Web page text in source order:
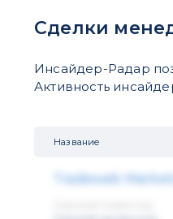
Сделки
Инсайдер-Радар
Активность
Название
Tradeweb